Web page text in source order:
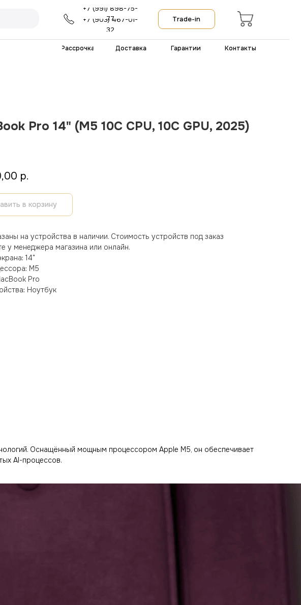
Trade-in
+7 (903) 467-01-
Pro 14" (M5 10C CPU, 10C GPU, 2025)
р.
в корзину
на устройства в наличии. Стоимость устройств под заказ
у менеджера магазина или онлайн.
14"
M5
Pro
Ноутбук
Оснащённый мощным процессором Apple M5, он обеспечивает
AI-процессов.